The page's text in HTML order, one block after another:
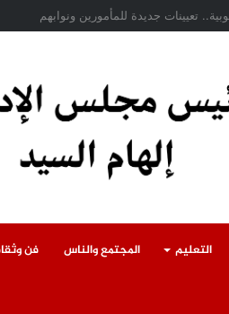
إزالة مبنى مخالف بطوخ ويوجه بصرف إعانة
التعليم المجتمع والناس فن